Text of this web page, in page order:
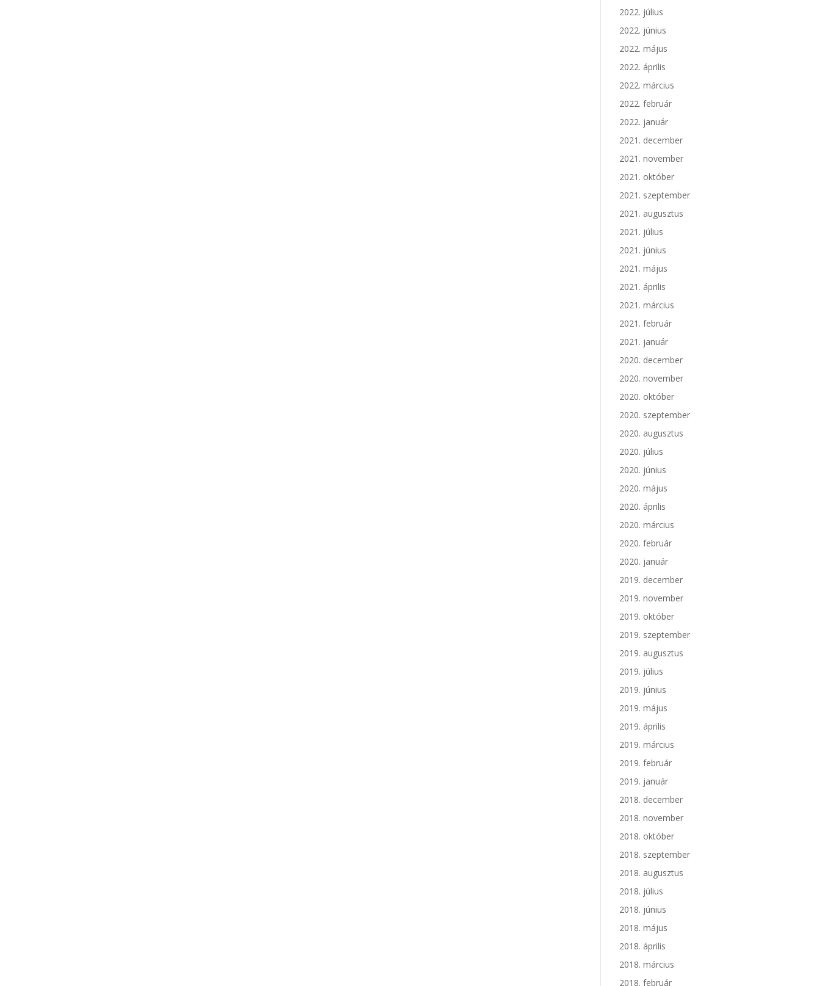
2022. július
2022. június
2022. május
2022. április
2022. március
2022. február
2022. január
2021. december
2021. november
2021. október
2021. szeptember
2021. augusztus
2021. július
2021. június
2021. május
2021. április
2021. március
2021. február
2021. január
2020. december
2020. november
2020. október
2020. szeptember
2020. augusztus
2020. július
2020. június
2020. május
2020. április
2020. március
2020. február
2020. január
2019. december
2019. november
2019. október
2019. szeptember
2019. augusztus
2019. július
2019. június
2019. május
2019. április
2019. március
2019. február
2019. január
2018. december
2018. november
2018. október
2018. szeptember
2018. augusztus
2018. július
2018. június
2018. május
2018. április
2018. március
2018. február